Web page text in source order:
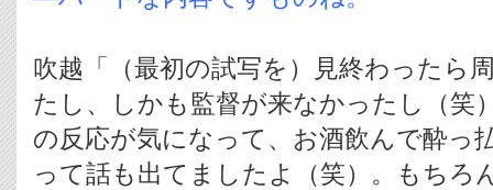
吹越「（最初の試写を）見終わったら
たし、しかも監督が来なかったし（笑
の反応が気になって、お酒飲んで酔っ
って話も出てましたよ（笑）。もちろ